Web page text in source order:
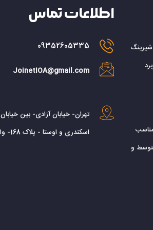
و
اطلاعات تماس
09352605335
JoinetIOA@gmail.com
تهران- خیابان آزادی- بین خیابان
اسکندری و اوستا - پلاک 168- واحد 6